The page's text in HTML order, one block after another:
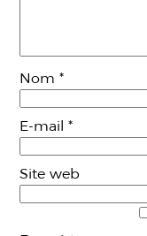
Nom*
E-mail*
Site web